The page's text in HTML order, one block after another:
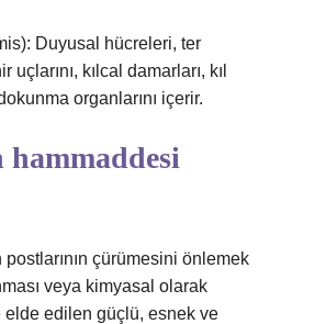
Duyusal hücreleri, ter
uçlarını, kılcal damarları, kıl
organlarını içerir.
postlarının çürümesini önlemek
veya kimyasal olarak
elde edilen güçlü, esnek ve